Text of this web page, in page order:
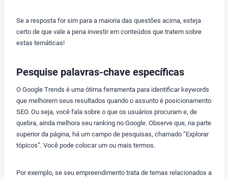
Se a resposta for sim para a maioria das questões acima, esteja
certo de que vale a pena investir em conteúdos que tratem sobre
estas temáticas!
Pesquise palavras-chave específicas
O Google Trends é uma ótima ferramenta para identificar keywords
que melhorem seus resultados quando o assunto é posicionamento
SEO. Ou seja, você fala sobre o que os usuários procuram e, de
quebra, ainda melhora seu ranking no Google. Observe que, na parte
superior da página, há um campo de pesquisas, chamado “Explorar
tópicos”. Você pode colocar um ou mais termos.
Por exemplo, se seu empreendimento trata de temas relacionados a